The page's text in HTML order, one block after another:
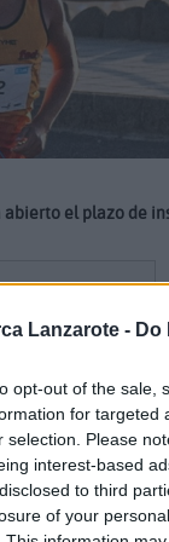
Lanzarote - Do
opt-out of the sale,
for targeted
selection. Please
interest-based
to third
of your
abierto el plazo de
deportivas en el
La Santa , que
Santa
arrancará a las
infantil, a las